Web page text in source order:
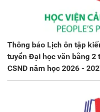
Thông báo Lịch ôn tập
tuyển Đại học văn bằng 2
CSND năm học 2026 -